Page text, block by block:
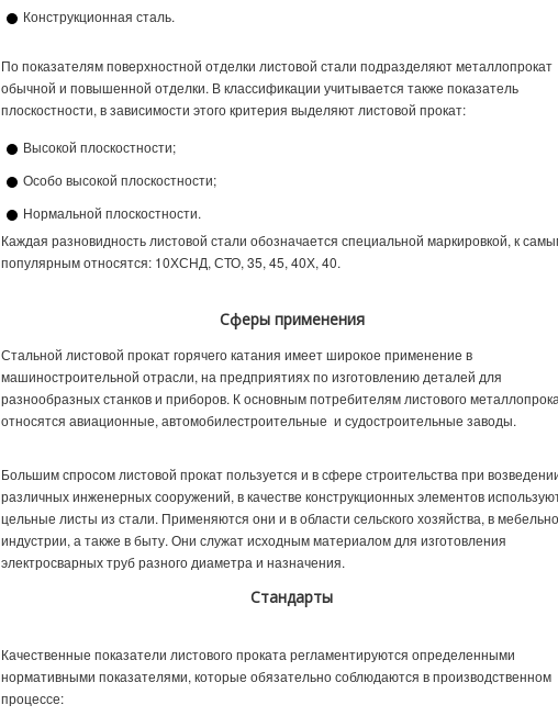
Конструкционная сталь.
По показателям поверхностной отделки листовой стали подразделяют металлопрокат
обычной и повышенной отделки. В классификации учитывается также показатель
плоскостности, в зависимости этого критерия выделяют листовой прокат:
Высокой плоскостности;
Особо высокой плоскостности;
Нормальной плоскостности.
Каждая разновидность листовой стали обозначается специальной маркировкой, к
популярным относятся: 10ХСНД, СТО, 35, 45, 40Х, 40.
Сферы применения
Стальной листовой прокат горячего катания имеет широкое применение в
машиностроительной отрасли, на предприятиях по изготовлению деталей для
разнообразных станков и приборов. К основным потребителям листового
относятся авиационные, автомобилестроительные и судостроительные заводы.
Большим спросом листовой прокат пользуется и в сфере строительства при
различных инженерных сооружений, в качестве конструкционных элементов
цельные листы из стали. Применяются они и в области сельского хозяйства, в
индустрии, а также в быту. Они служат исходным материалом для изготовления
электросварных труб разного диаметра и назначения.
Стандарты
Качественные показатели листового проката регламентируются определенными
нормативными показателями, которые обязательно соблюдаются в производственном
процессе: